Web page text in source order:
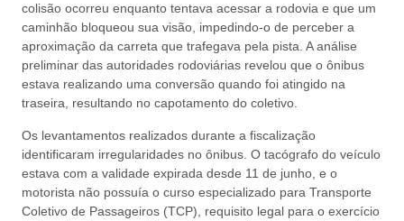
colisão ocorreu enquanto tentava acessar a rodovia e que um
caminhão bloqueou sua visão, impedindo-o de perceber a
aproximação da carreta que trafegava pela pista. A análise
preliminar das autoridades rodoviárias revelou que o ônibus
estava realizando uma conversão quando foi atingido na
traseira, resultando no capotamento do coletivo.
Os levantamentos realizados durante a fiscalização
identificaram irregularidades no ônibus. O tacógrafo do veículo
estava com a validade expirada desde 11 de junho, e o
motorista não possuía o curso especializado para Transporte
Coletivo de Passageiros (TCP), requisito legal para o exercício